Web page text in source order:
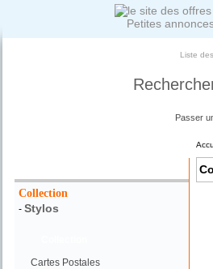
Petites
Liste
Passer
Collection
- Stylos
Cartes Postales